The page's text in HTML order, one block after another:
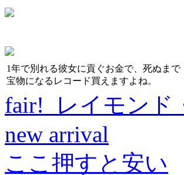
1年で別れる彼女に貢ぐお金で、死ぬまで
宝物になるレコード買えますよね。
fair! レイモンド
new arrival
ここ押すと安い